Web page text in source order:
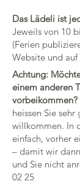
Das Lädeli ist
Jeweils von 10
(Ferien
Website und
Achtung:
einem anderen
vorbeikommen?
heissen Sie
willkommen. In
einfach, vorher
– damit wir
und Sie nicht
02 25